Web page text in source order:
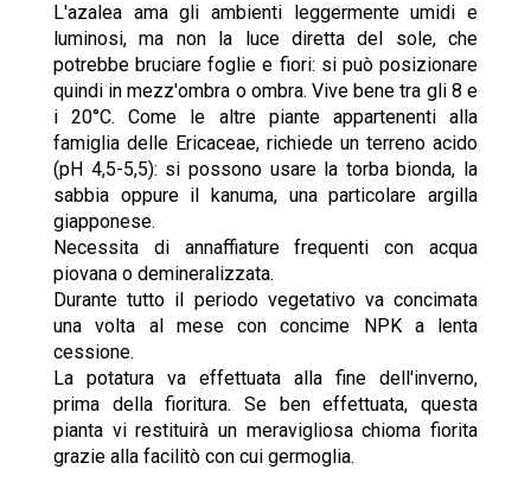
L'azalea ama gli ambienti leggermente umidi e
luminosi, ma non la luce diretta del sole, che
potrebbe bruciare foglie e fiori: si può posizionare
quindi in mezz'ombra o ombra. Vive bene tra gli 8 e
i 20°C. Come le altre piante appartenenti alla
famiglia delle Ericaceae, richiede un terreno acido
(pH 4,5-5,5): si possono usare la torba bionda, la
sabbia oppure il kanuma, una particolare argilla
giapponese.
Necessita di annaffiature frequenti con acqua
piovana o demineralizzata.
Durante tutto il periodo vegetativo va concimata
una volta al mese con concime NPK a lenta
cessione.
La potatura va effettuata alla fine dell'inverno,
prima della fioritura. Se ben effettuata, questa
pianta vi restituirà un meravigliosa chioma fiorita
grazie alla facilitò con cui germoglia.